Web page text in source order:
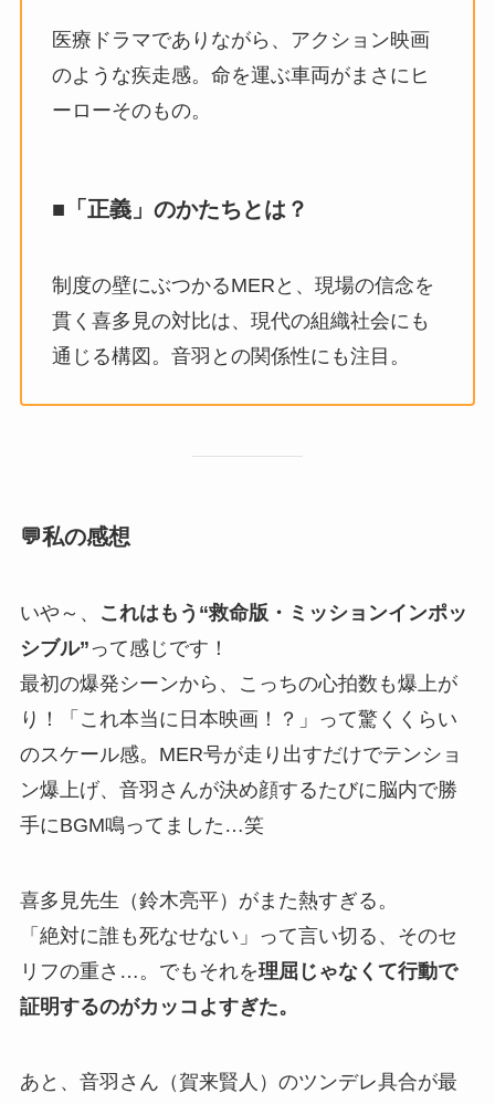
医療ドラマでありながら、アクション映画
のような疾走感。命を運ぶ車両がまさにヒ
ーローそのもの。
■「正義」のかたちとは？
制度の壁にぶつかるMERと、現場の信念を
貫く喜多見の対比は、現代の組織社会にも
通じる構図。音羽との関係性にも注目。
💬私の感想
いや～、
これはもう“救命版・ミッションインポッ
シブル”って感じです！
最初の爆発シーンから、こっちの心拍数も爆上が
り！「これ本当に日本映画！？」って驚くくらい
のスケール感。MER号が走り出すだけでテンショ
ン爆上げ、音羽さんが決め顔するたびに脳内で勝
手にBGM鳴ってました…笑
喜多見先生（鈴木亮平）がまた熱すぎる。
「絶対に誰も死なせない」って言い切る、そのセ
リフの重さ…。でもそれを理屈じゃなくて行動で
証明するのがカッコよすぎた。
あと、音羽さん（賀来賢人）のツンデレ具合が最